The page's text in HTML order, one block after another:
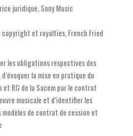
juridique, Sony Music
copyright et royalties, French Fried
les obligations respectives des
la mise en pratique du
et RG de la Sacem par le contrat
musicale et d’identifier les
de contrat de cession et